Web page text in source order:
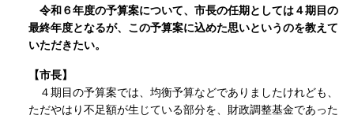
令和６年度の予算案について、市長の任期としては４期目の
最終年度となるが、この予算案に込めた思いというのを教えて
いただきたい。
【市長】
４期目の予算案では、均衡予算などでありましたけれども、
ただやはり不足額が生じている部分を、財政調整基金であった